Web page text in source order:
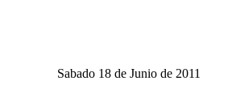
Sabado 18 de Junio de 2011